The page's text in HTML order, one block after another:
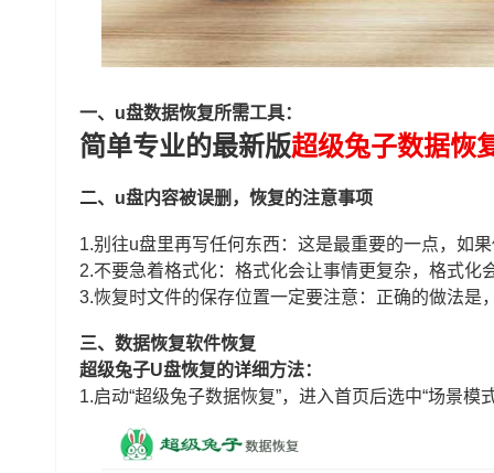
一、u盘数据恢复所需工具：
简单专业的最新版超级兔子数据恢
二、u盘内容被误删，恢复的注意事项
1.别往u盘里再写任何东西：这是最重要的一点，如
2.不要急着格式化：格式化会让事情更复杂，格式
3.恢复时文件的保存位置一定要注意：正确的做法
三、数据恢复软件恢复
超级兔子U盘恢复的详细方法：
1.启动“超级兔子数据恢复”，进入首页后选中“场景